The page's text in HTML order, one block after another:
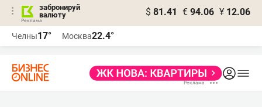
забронируй
валюту
$ 81.41 € 94.06 ¥ 12.06
Челны17° Москва22.4°